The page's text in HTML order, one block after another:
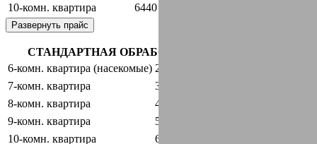
10-комн. квартира 6440 руб.
Развернуть прайс
СТАНДАРТНАЯ ОБРАБОТКА + ГАРАНТИЯ
6-комн. квартира (насекомые) 2440 руб.
7-комн. квартира 3440 руб.
8-комн. квартира 4440 руб.
9-комн. квартира 5440 руб.
10-комн. квартира 6440 руб.